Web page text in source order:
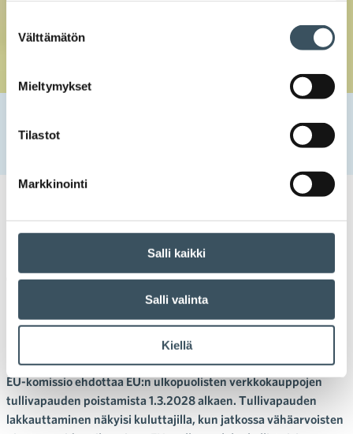
valinta
Välttämätön
Mieltymykset
Tilastot
Markkinointi
Salli kaikki
Salli valinta
Kiellä
EU-komissio ehdottaa tullivapauden poistamista –
pientavaran tilaaminen EU:n ulkopuolelta kallistuu
26.05.2023 13:12 Tiedotteet tullivapauden poistaminen,tullivapaus
EU-komissio ehdottaa
tullivapauden poistamista –
pientavaran tilaaminen EU:n
ulkopuolelta kallistuu
EU-komissio ehdottaa EU:n ulkopuolisten verkkokauppojen
tullivapauden poistamista 1.3.2028 alkaen. Tullivapauden
lakkauttaminen näkyisi kuluttajilla, kun jatkossa vähäarvoisten